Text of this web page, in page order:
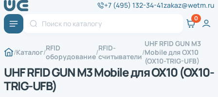
+7 (495) 132-34-41zakaz@wetm.ru
Каталог RFID
оборудование
RFID-
считыватели
UHF RFID GUN M3
Mobile для OX10
(OX10-TRIG-UFB)
UHF RFID GUN M3 Mobile для OX10 (OX10-
TRIG-UFB)